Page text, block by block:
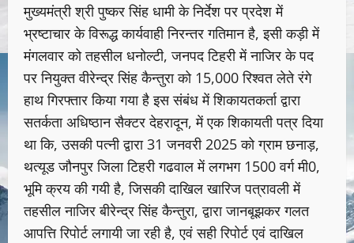
मुख्यमंत्री श्री पुष्कर सिंह धामी के निर्देश पर प्रदेश में
भ्रष्टाचार के विरूद्ध कार्यवाही निरन्तर गतिमान है, इसी कड़ी में
मंगलवार को तहसील धनोल्टी, जनपद टिहरी में नाजिर के पद
पर नियुक्त वीरेन्द्र सिंह कैन्तुरा को 15,000 रिश्वत लेते रंगे
हाथ गिरफ्तार किया गया है इस संबंध में शिकायतकर्ता द्वारा
सतर्कता अधिष्ठान सैक्टर देहरादून, में एक शिकायती पत्र दिया
था कि, उसकी पत्नी द्वारा 31 जनवरी 2025 को ग्राम छनाड़,
थत्यूड जौनपुर जिला टिहरी गढवाल में लगभग 1500 वर्ग मी0,
भूमि क्रय की गयी है, जिसकी दाखिल खारिज पत्रावली में
तहसील नाजिर बीरेन्द्र सिंह कैन्तुरा, द्वारा जानबूझकर गलत
आपत्ति रिपोर्ट लगायी जा रही है, एवं सही रिपोर्ट एवं दाखिल